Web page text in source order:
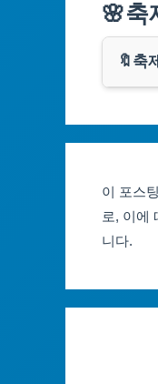
인천
광주
세종
강원
쿠팡
클룩
🌸축
🔖축
대구
광주
이 포스
로, 이에
니다.